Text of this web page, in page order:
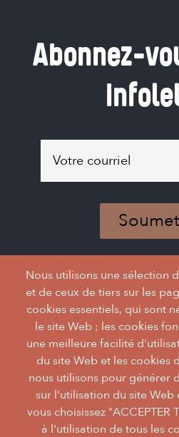
Abonnez-
infolettre
Nous utilisons une sélection
et de ceux de tiers sur les
cookies essentiels, qui sont
le site Web ; les cookies
une meilleure facilité
du site Web et les cookies
nous utilisons pour générer
sur l'utilisation du site Web
vous choisissez "ACCEPTER
à l'utilisation de tous les